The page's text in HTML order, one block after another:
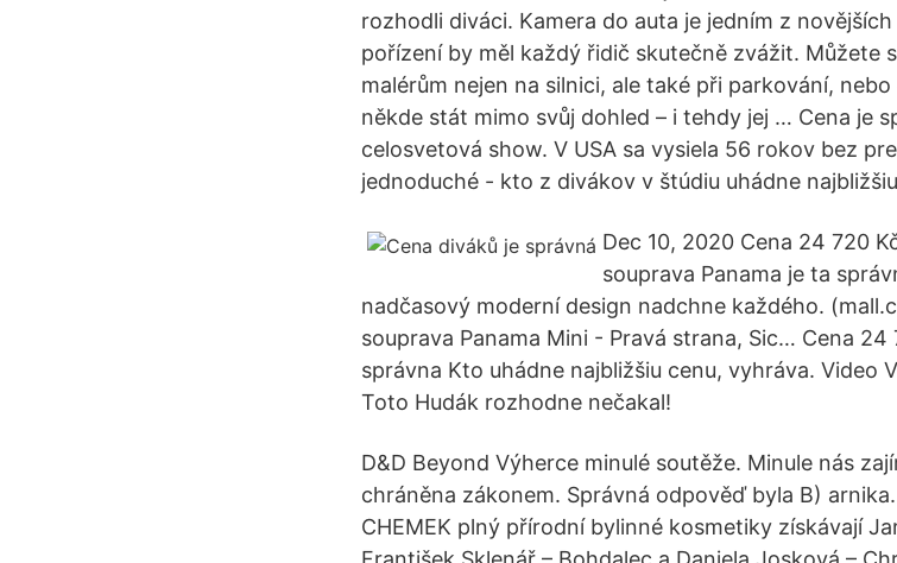
rozhodli diváci. Kamera do auta je jedním z
pořízení by měl každý řidič skutečně zvážit. Můžete
malérům nejen na silnici, ale také při parkování,
někde stát mimo svůj dohled – i tehdy jej … Cena je
celosvetová show. V USA sa vysiela 56 rokov bez
jednoduché - kto z divákov v štúdiu uhádne
Dec 10, 2020 Cena 24 720
souprava Panama je ta
nadčasový moderní design nadchne každého.
souprava Panama Mini - Pravá strana, Sic… Cena 24
správna Kto uhádne najbližšiu cenu, vyhráva. Video
Toto Hudák rozhodne nečakal!
D&D Beyond Výherce minulé soutěže. Minule nás
chráněna zákonem. Správná odpověď byla B)
CHEMEK plný přírodní bylinné kosmetiky získávají